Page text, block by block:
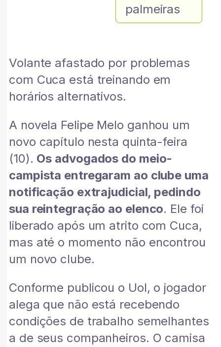
palmeiras
Volante afastado por problemas
com Cuca está treinando em
horários alternativos.
A novela Felipe Melo ganhou um
novo capítulo nesta quinta-feira
(10). Os advogados do meio-
campista entregaram ao clube uma
notificação extrajudicial, pedindo
sua reintegração ao elenco. Ele foi
liberado após um atrito com Cuca,
mas até o momento não encontrou
um novo clube.
Conforme publicou o Uol, o jogador
alega que não está recebendo
condições de trabalho semelhantes
a de seus companheiros. O camisa